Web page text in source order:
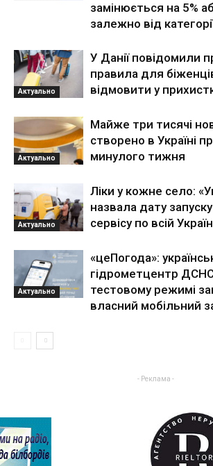
замінюється на 5%
залежно від
Актуально
У Данії повідомили
правила для
відмовити у
Актуально
Майже три тисячі
створено в Україні
минулого тижня
Актуально
Ліки у кожне село:
назвала дату
сервісу по всій
Актуально
«цеПогода»:
гідрометцентр ДСНС
тестовому режимі
власний мобільний
- Реклама -